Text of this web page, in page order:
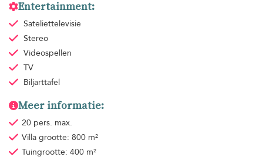
Entertainment:
Sateliettelevisie
Stereo
Videospellen
TV
Biljarttafel
Meer informatie:
20 pers. max.
Villa grootte: 800 m²
Tuingrootte: 400 m²